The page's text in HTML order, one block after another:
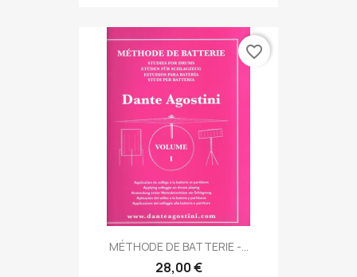
MÉTHODE DE BATTERIE -...
28,00 €
favorite_border